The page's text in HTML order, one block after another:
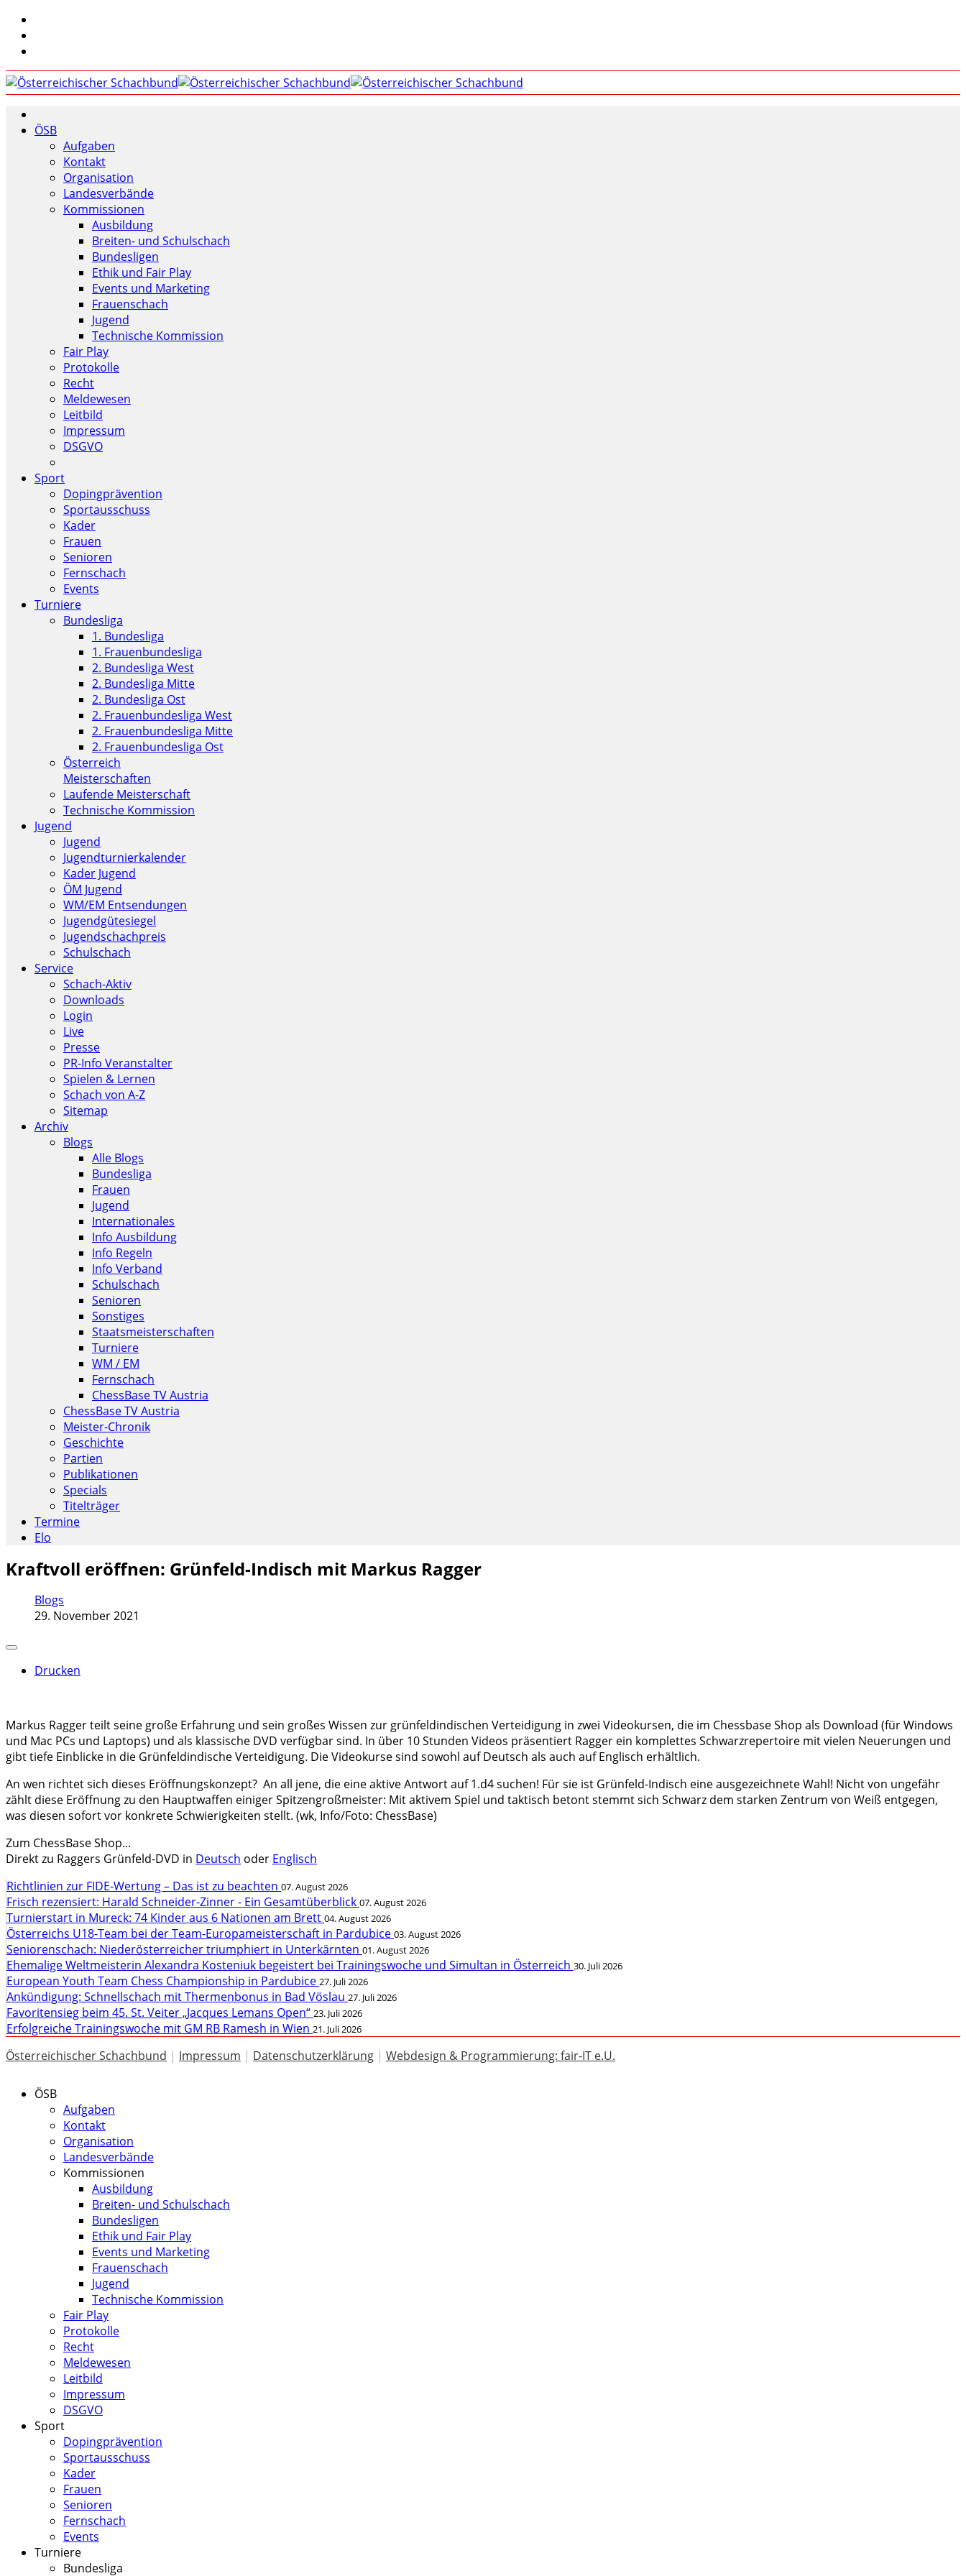
ÖSB
Aufgaben
Kontakt
Organisation
Landesverbände
Kommissionen
Ausbildung
Breiten- und Schulschach
Bundesligen
Ethik und Fair Play
Events und Marketing
Frauenschach
Jugend
Technische Kommission
Fair Play
Protokolle
Recht
Meldewesen
Leitbild
Impressum
DSGVO
Sport
Dopingprävention
Sportausschuss
Kader
Frauen
Senioren
Fernschach
Events
Turniere
Bundesliga
1. Bundesliga
1. Frauenbundesliga
2. Bundesliga West
2. Bundesliga Mitte
2. Bundesliga Ost
2. Frauenbundesliga West
2. Frauenbundesliga Mitte
2. Frauenbundesliga Ost
Österreich
Meisterschaften
Laufende Meisterschaft
Technische Kommission
Jugend
Jugend
Jugendturnierkalender
Kader Jugend
ÖM Jugend
WM/EM Entsendungen
Jugendgütesiegel
Jugendschachpreis
Schulschach
Service
Schach-Aktiv
Downloads
Login
Live
Presse
PR-Info Veranstalter
Spielen & Lernen
Schach von A-Z
Sitemap
Archiv
Blogs
Alle Blogs
Bundesliga
Frauen
Jugend
Internationales
Info Ausbildung
Info Regeln
Info Verband
Schulschach
Senioren
Sonstiges
Staatsmeisterschaften
Turniere
WM / EM
Fernschach
ChessBase TV Austria
ChessBase TV Austria
Meister-Chronik
Geschichte
Partien
Publikationen
Specials
Titelträger
Termine
Elo
Kraftvoll eröffnen: Grünfeld-Indisch mit Markus Ragger
Blogs
29. November 2021
Drucken
Markus Ragger teilt seine große Erfahrung und sein großes Wissen zur grünfeldindischen Verteidigung in zwei Videokursen, die im Chessbase Shop als Download (für Windows
und Mac PCs und Laptops) und als klassische DVD verfügbar sind. In über 10 Stunden Videos präsentiert Ragger ein komplettes Schwarzrepertoire mit vielen Neuerungen und
gibt tiefe Einblicke in die Grünfeldindische Verteidigung. Die Videokurse sind sowohl auf Deutsch als auch auf Englisch erhältlich.
An wen richtet sich dieses Eröffnungskonzept? An all jene, die eine aktive Antwort auf 1.d4 suchen! Für sie ist Grünfeld-Indisch eine ausgezeichnete Wahl! Nicht von ungefähr
zählt diese Eröffnung zu den Hauptwaffen einiger Spitzengroßmeister: Mit aktivem Spiel und taktisch betont stemmt sich Schwarz dem starken Zentrum von Weiß entgegen,
was diesen sofort vor konkrete Schwierigkeiten stellt. (wk, Info/Foto: ChessBase)
Zum ChessBase Shop...
Direkt zu Raggers Grünfeld-DVD in Deutsch oder Englisch
Richtlinien zur FIDE-Wertung – Das ist zu beachten 07. August 2026
Frisch rezensiert: Harald Schneider-Zinner - Ein Gesamtüberblick 07. August 2026
Turnierstart in Mureck: 74 Kinder aus 6 Nationen am Brett 04. August 2026
Österreichs U18-Team bei der Team-Europameisterschaft in Pardubice 03. August 2026
Seniorenschach: Niederösterreicher triumphiert in Unterkärnten 01. August 2026
Ehemalige Weltmeisterin Alexandra Kosteniuk begeistert bei Trainingswoche und Simultan in Österreich 30. Juli 2026
European Youth Team Chess Championship in Pardubice 27. Juli 2026
Ankündigung: Schnellschach mit Thermenbonus in Bad Vöslau 27. Juli 2026
Favoritensieg beim 45. St. Veiter „Jacques Lemans Open“ 23. Juli 2026
Erfolgreiche Trainingswoche mit GM RB Ramesh in Wien 21. Juli 2026
Österreichischer Schachbund | Impressum | Datenschutzerklärung | Webdesign & Programmierung: fair-IT e.U.
ÖSB
Aufgaben
Kontakt
Organisation
Landesverbände
Kommissionen
Ausbildung
Breiten- und Schulschach
Bundesligen
Ethik und Fair Play
Events und Marketing
Frauenschach
Jugend
Technische Kommission
Fair Play
Protokolle
Recht
Meldewesen
Leitbild
Impressum
DSGVO
Sport
Dopingprävention
Sportausschuss
Kader
Frauen
Senioren
Fernschach
Events
Turniere
Bundesliga